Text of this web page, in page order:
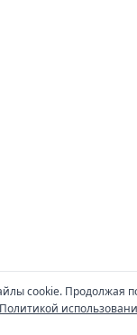
cookie. Продолжая
Политикой